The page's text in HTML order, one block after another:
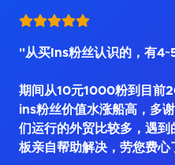
"从买Ins粉丝认识的，有
期间从10元1000粉到目前
ins粉丝价值水涨船高，多
们运行的外贸比较多，遇
板亲自帮助解决，劳您费心